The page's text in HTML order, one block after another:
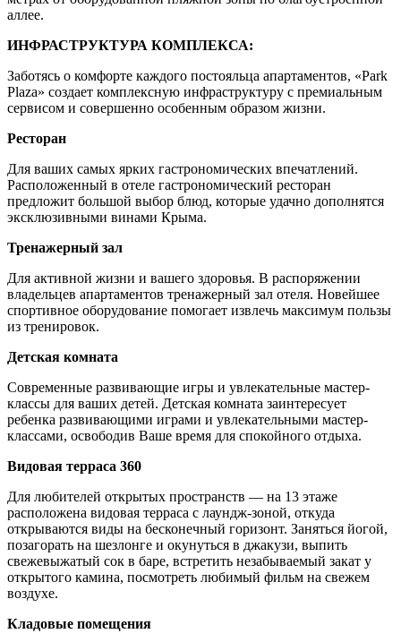
аллее.
ИНФРАСТРУКТУРА КОМПЛЕКСА:
Заботясь о комфорте каждого постояльца апартаментов, «Park
Plaza» создает комплексную инфраструктуру с премиальным
сервисом и совершенно особенным образом жизни.
Ресторан
Для ваших самых ярких гастрономических впечатлений.
Расположенный в отеле гастрономический ресторан
предложит большой выбор блюд, которые удачно дополнятся
эксклюзивными винами Крыма.
Тренажерный зал
Для активной жизни и вашего здоровья. В распоряжении
владельцев апартаментов тренажерный зал отеля. Новейшее
спортивное оборудование помогает извлечь максимум пользы
из тренировок.
Детская комната
Современные развивающие игры и увлекательные мастер-
классы для ваших детей. Детская комната заинтересует
ребенка развивающими играми и увлекательными мастер-
классами, освободив Ваше время для спокойного отдыха.
Видовая терраса 360
Для любителей открытых пространств — на 13 этаже
расположена видовая терраса с лаундж-зоной, откуда
открываются виды на бесконечный горизонт. Заняться йогой,
позагорать на шезлонге и окунуться в джакузи, выпить
свежевыжатый сок в баре, встретить незабываемый закат у
открытого камина, посмотреть любимый фильм на свежем
воздухе.
Кладовые помещения